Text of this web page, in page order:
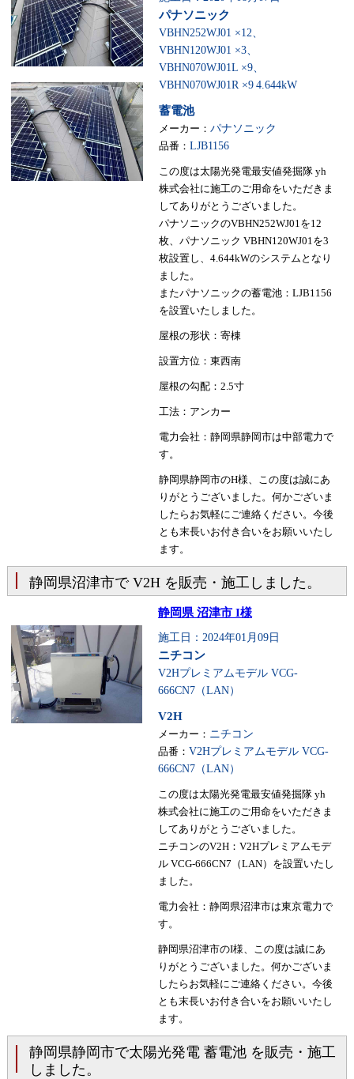
パナソニック
VBHN252WJ01 ×12、
VBHN120WJ01 ×3、
VBHN070WJ01L ×9、
VBHN070WJ01R ×9 4.644kW
蓄電池
メーカー： パナソニック
品番： LJB1156
この度は太陽光発電最安値発掘隊 yh
株式会社に施工のご用命をいただきま
してありがとうございました。
パナソニックのVBHN252WJ01を12
枚、パナソニック VBHN120WJ01を3
枚設置し、4.644kWのシステムとなり
ました。
またパナソニックの蓄電池：LJB1156
を設置いたしました。
屋根の形状：寄棟
設置方位：東西南
屋根の勾配：2.5寸
工法：アンカー
電力会社：静岡県静岡市は中部電力で
す。
静岡県静岡市のH様、この度は誠にあ
りがとうございました。何かございま
したらお気軽にご連絡ください。今後
とも末長いお付き合いをお願いいたし
ます。
静岡県沼津市で V2H を販売・施工しました。
静岡県 沼津市 I様
施工日：2024年01月09日
ニチコン
V2Hプレミアムモデル VCG-
666CN7（LAN）
V2H
メーカー： ニチコン
品番： V2Hプレミアムモデル VCG-
666CN7（LAN）
この度は太陽光発電最安値発掘隊 yh
株式会社に施工のご用命をいただきま
してありがとうございました。
ニチコンのV2H：V2Hプレミアムモデ
ル VCG-666CN7（LAN）を設置いたし
ました。
電力会社：静岡県沼津市は東京電力で
す。
静岡県沼津市のI様、この度は誠にあ
りがとうございました。何かございま
したらお気軽にご連絡ください。今後
とも末長いお付き合いをお願いいたし
ます。
静岡県静岡市で太陽光発電 蓄電池 を販売・施工
しました。